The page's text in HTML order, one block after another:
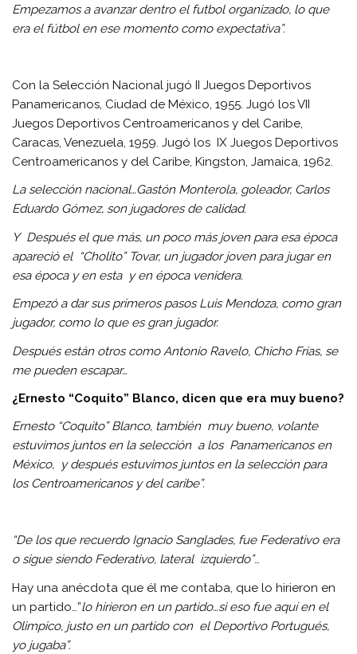
Empezamos a avanzar dentro el futbol organizado, lo que
era el fútbol en ese momento como expectativa”.
Con la Selección Nacional jugó II Juegos Deportivos
Panamericanos, Ciudad de México, 1955. Jugó los VII
Juegos Deportivos Centroamericanos y del Caribe,
Caracas, Venezuela, 1959. Jugó los IX Juegos Deportivos
Centroamericanos y del Caribe, Kingston, Jamaica, 1962.
La selección nacional…Gastón Monterola, goleador, Carlos
Eduardo Gómez, son jugadores de calidad.
Y Después el que más, un poco más joven para esa época
apareció el “Cholito” Tovar, un jugador joven para jugar en
esa época y en esta y en época venidera.
Empezó a dar sus primeros pasos Luis Mendoza, como gran
jugador, como lo que es gran jugador.
Después están otros como Antonio Ravelo, Chicho Frias, se
me pueden escapar…
¿Ernesto “Coquito” Blanco, dicen que era muy bueno?
Ernesto “Coquito” Blanco, también muy bueno, volante
estuvimos juntos en la selección a los Panamericanos en
México, y después estuvimos juntos en la selección para
los Centroamericanos y del caribe”.
“De los que recuerdo Ignacio Sanglades, fue Federativo era
o sigue siendo Federativo, lateral izquierdo”…
Hay una anécdota que él me contaba, que lo hirieron en
un partido…”lo hirieron en un partido…si eso fue aquí en el
Olimpico, justo en un partido con el Deportivo Portugués,
yo jugaba”.